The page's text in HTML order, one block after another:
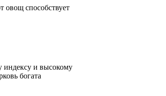
овощ способствует
индексу и высокому
богата